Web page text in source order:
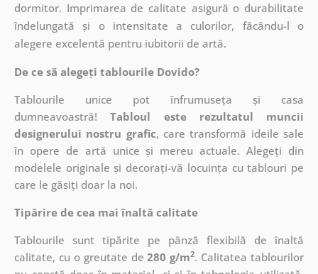
dormitor. Imprimarea de calitate asigură o durabilitate
îndelungată și o intensitate a culorilor, făcându-l o
alegere excelentă pentru iubitorii de artă.
De ce să alegeți tablourile Dovido?
Tablourile unice pot înfrumuseța și casa
dumneavoastră!Tabloul este rezultatul muncii
designerului nostru grafic, caretransformă ideile sale
în opere de artă unice și mereu actuale. Alegeți din
modelele originale și decorați-vă locuința cu tablouri pe
care le găsiți doar la noi.
Tipărire de cea mai înaltă calitate
Tablourile sunt tipărite pe pânză flexibilă de înaltă
calitate, cu o greutate de280 g/m2. Calitatea tablourilor